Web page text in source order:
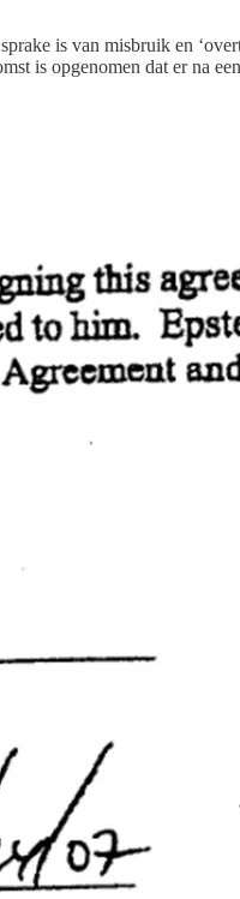
is van misbruik en
is opgenomen dat er na